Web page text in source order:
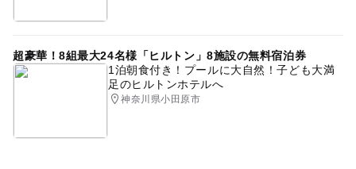
お電話でご予約を承っております。予約受付時間：年中無
さいませ。
超豪華！8組最大24名様「ヒルトン」8施設の無料宿泊券
1泊朝食付き！プールに大自然！子ども大満
足のヒルトンホテルへ
神奈川県小田原市